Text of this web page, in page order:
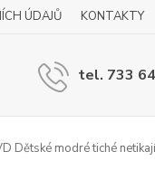
ÚDAJŮ KONTAKTY
tel. 733
Dětské modré tiché